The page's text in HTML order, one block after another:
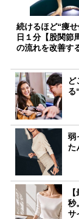
続けるほど“痩
日１分【股関節
の流れを改善す
ど
る
弱
た
秒
サ